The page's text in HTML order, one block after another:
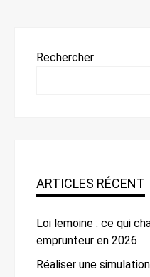
Rechercher
ARTICLES RÉCENT
Loi lemoine : ce qui
emprunteur en 2026
Réaliser une